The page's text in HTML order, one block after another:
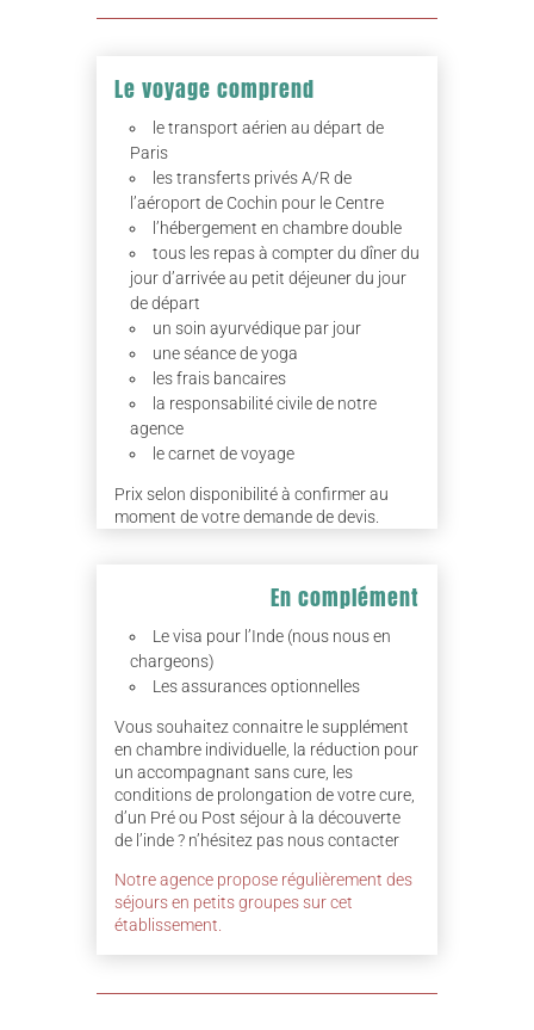
Le voyage comprend
le transport aérien au départ de
Paris
les transferts privés A/R de
l’aéroport de Cochin pour le Centre
l’hébergement en chambre double
tous les repas à compter du dîner du
jour d’arrivée au petit déjeuner du jour
de départ
un soin ayurvédique par jour
une séance de yoga
les frais bancaires
la responsabilité civile de notre
agence
le carnet de voyage
Prix selon disponibilité à confirmer au
moment de votre demande de devis.
En complément
Le visa pour l’Inde (nous nous en
chargeons)
Les assurances optionnelles
Vous souhaitez connaitre le supplément
en chambre individuelle, la réduction pour
un accompagnant sans cure, les
conditions de prolongation de votre cure,
d’un Pré ou Post séjour à la découverte
de l’inde ? n’hésitez pas nous contacter
Notre agence propose régulièrement des
séjours en petits groupes sur cet
établissement.